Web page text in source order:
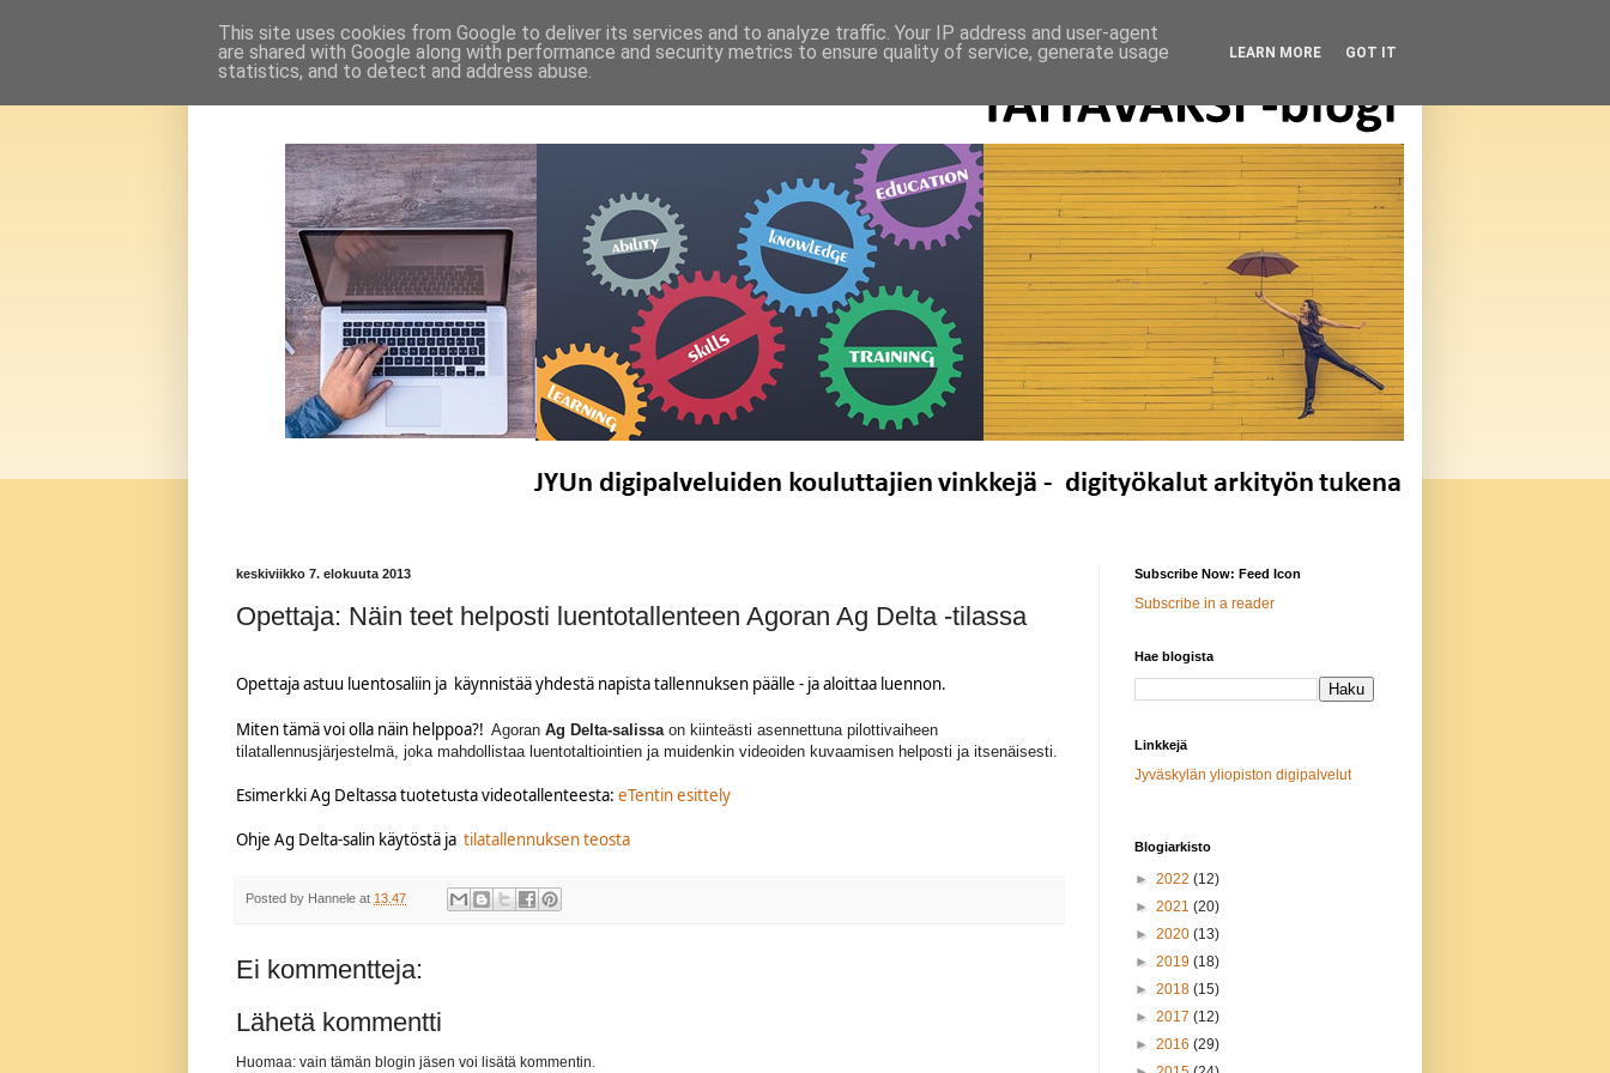
keskiviikko 7. elokuuta 2013
Opettaja: Näin teet helposti luentotallenteen Agoran Ag Delta -tilassa
Opettaja astuu luentosaliin ja käynnistää yhdestä napista tallennuksen päälle - ja aloittaa luennon.
Miten tämä voi olla näin helppoa?! Agoran Ag Delta-salissa on kiinteästi asennettuna pilottivaiheen
tilatallennusjärjestelmä, joka mahdollistaa luentotaltiointien ja muidenkin videoiden kuvaamisen helposti ja itsenäisesti.
Esimerkki Ag Deltassa tuotetusta videotallenteesta: eTentin esittely
Ohje Ag Delta-salin käytöstä ja tilatallennuksen teosta
Posted by Hannele at 13.47
Ei kommentteja:
Lähetä kommentti
Huomaa: vain tämän blogin jäsen voi lisätä kommentin.
Subscribe Now: Feed Icon
Subscribe in a reader
Hae blogista
Linkkejä
Jyväskylän yliopiston digipalvelut
Blogiarkisto
► 2022 (12)
► 2021 (20)
► 2020 (13)
► 2019 (18)
► 2018 (15)
► 2017 (12)
► 2016 (29)
This site uses cookies from Google to deliver its services and to analyze traffic. Your IP address and user-agent
are shared with Google along with performance and security metrics to ensure quality of service, generate usage
statistics, and to detect and address abuse.
LEARN MORE GOT IT